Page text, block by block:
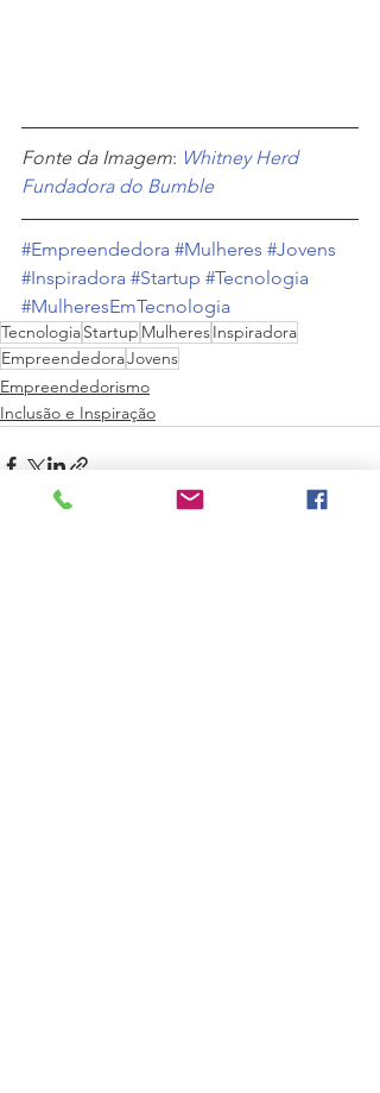
Fonte da Imagem: Whitney Herd
Fundadora do Bumble
#Empreendedora #Mulheres #Jovens
#Inspiradora #Startup #Tecnologia
#MulheresEmTecnologia
TecnologiaStartup MulheresInspiradora
EmpreendedoraJovens
Empreendedorismo
Inclusão e Inspiração